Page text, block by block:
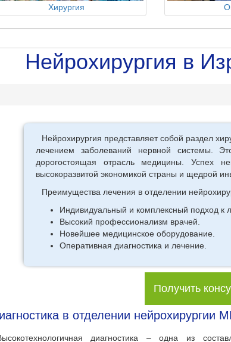
Хирургия
Нейрохирургия в
Нейрохирургия представляет собой раздел
лечением заболеваний нервной системы.
дорогостоящая отрасль медицины. Успех
высокоразвитой экономикой страны и щедрой
Преимущества лечения в отделении
Индивидуальный и комплексный подход к
Высокий профессионализм врачей.
Новейшее медицинское оборудование.
Оперативная диагностика и лечение.
Получить
в отделении нейрохирургии
диагностика – одна из